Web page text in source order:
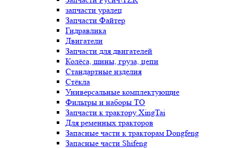
запчасти уралец
Запчасти Файтер
Гидравлика
Двигатели
Запчасти для двигателей
Колёса, шины, груза, цепи
Стандартные изделия
Стёкла
Универсальные комплектующие
Фильтры и наборы ТО
Запчасти к трактору XingTai
Для ременных тракторов
Запасные части к тракторам Dongfeng
Запасные части Shifeng